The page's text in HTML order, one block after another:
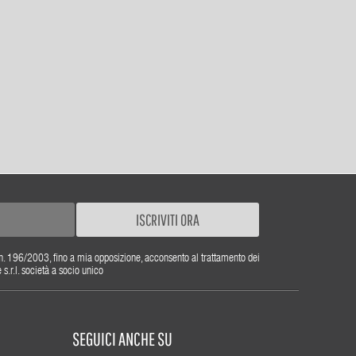
ISCRIVITI ORA
196/2003, fino a mia opposizione, acconsento al trattamento dei
società a socio unico
SEGUICI ANCHE SU